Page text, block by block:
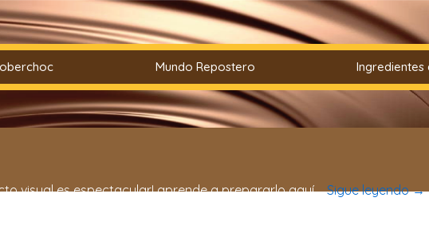
Mundo Repostero Ingredientes
visual es espectacular! aprende a prepararlo aquí….Sigue leyendo→